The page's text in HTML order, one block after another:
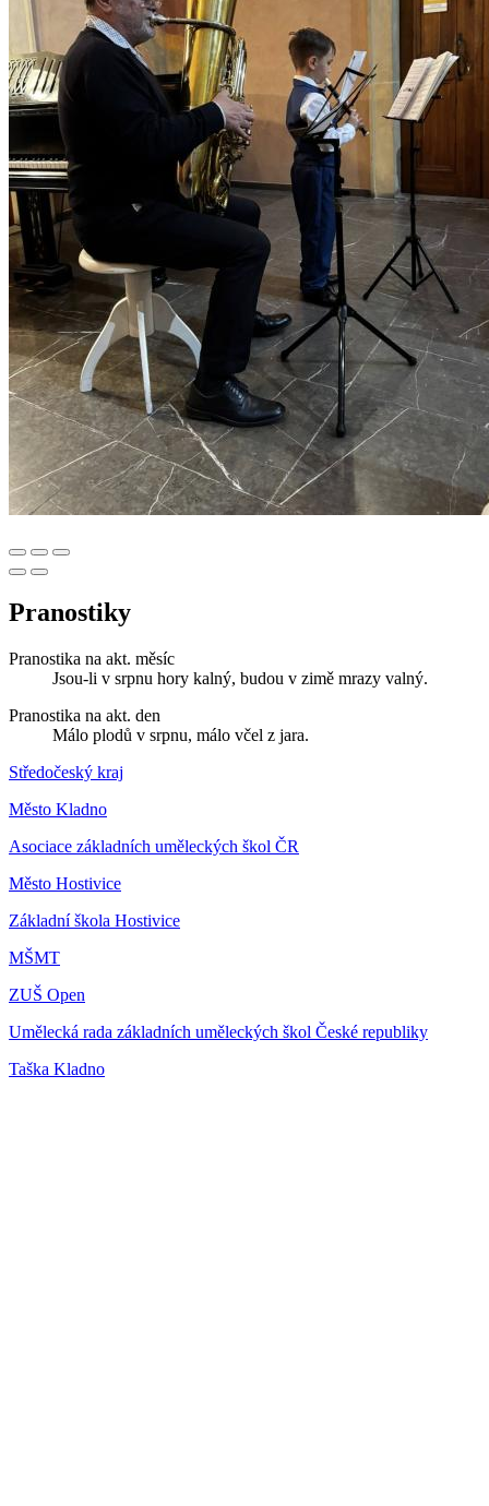
Pranostiky
Pranostika na akt. měsíc
Jsou-li v srpnu hory kalný, budou v zimě mrazy valný.
Pranostika na akt. den
Málo plodů v srpnu, málo včel z jara.
Středočeský kraj
Město Kladno
Asociace základních uměleckých škol ČR
Město Hostivice
Základní škola Hostivice
MŠMT
ZUŠ Open
Umělecká rada základních uměleckých škol České republiky
Taška Kladno